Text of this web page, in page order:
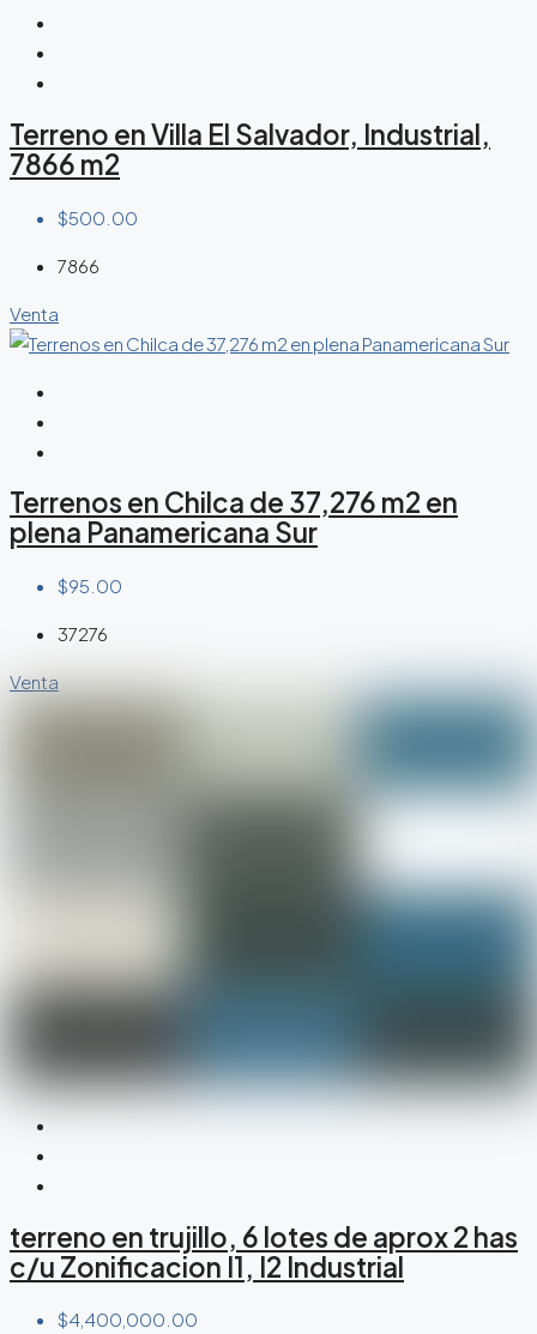
Terreno en Villa El Salvador, Industrial,
7866 m2
$500.00
7866
Venta
Terrenos en Chilca de 37,276 m2 en
plena Panamericana Sur
$95.00
37276
Venta
terreno en trujillo, 6 lotes de aprox 2 has
c/u Zonificacion I1, I2 Industrial
$4,400,000.00